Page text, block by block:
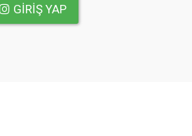
GIRIŞ YAP